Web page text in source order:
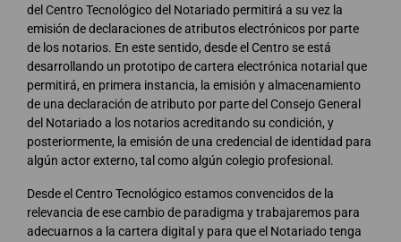
del Centro Tecnológico del Notariado permitirá a su vez la
emisión de declaraciones de atributos electrónicos por parte
de los notarios. En este sentido, desde el Centro se está
desarrollando un prototipo de cartera electrónica notarial que
permitirá, en primera instancia, la emisión y almacenamiento
de una declaración de atributo por parte del Consejo General
del Notariado a los notarios acreditando su condición, y
posteriormente, la emisión de una credencial de identidad para
algún actor externo, tal como algún colegio profesional.
Desde el Centro Tecnológico estamos convencidos de la
relevancia de ese cambio de paradigma y trabajaremos para
adecuarnos a la cartera digital y para que el Notariado tenga